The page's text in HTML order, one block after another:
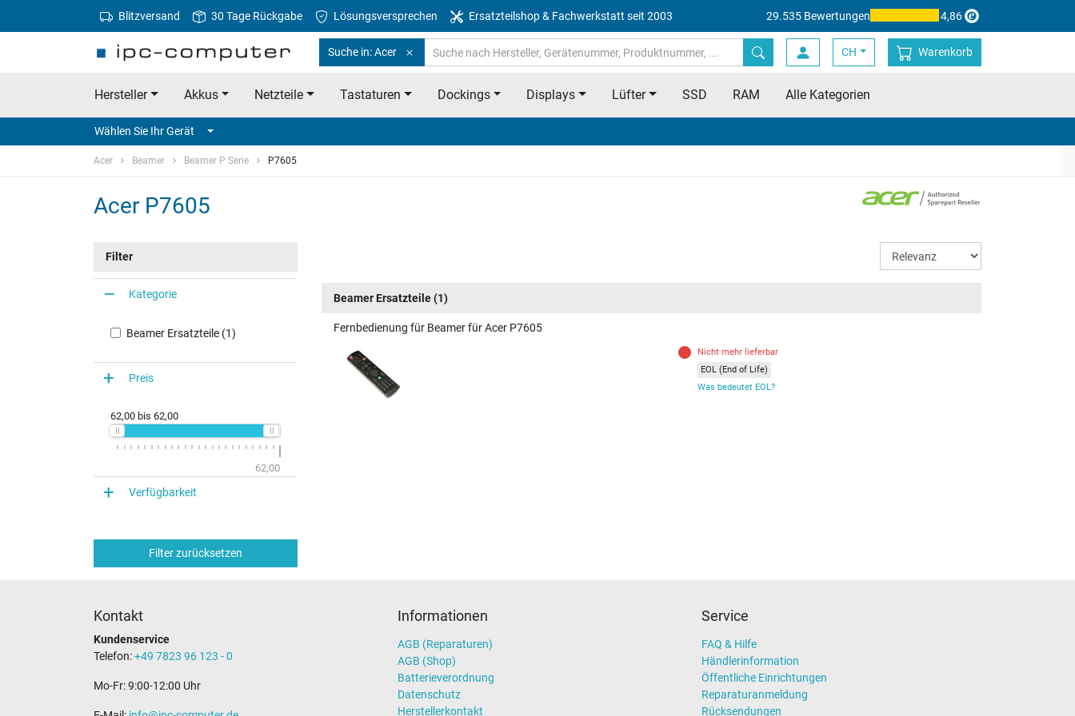
Blitzversand 30 Tage Rückgabe Lösungsversprechen Ersatzteilshop & Fachwerkstatt seit 2003 29.535 Bewertungen 4,86
Suche in: Acer CH Warenkorb
Hersteller Akkus Netzteile Tastaturen Dockings Displays Lüfter SSD RAM Alle Kategorien
Wählen Sie Ihr Gerät
Acer Beamer Beamer P Serie P7605
Acer P7605
Filter
Kategorie
Beamer Ersatzteile (1)
Preis
62,00 bis 62,00
62,00
Verfügbarkeit
Filter zurücksetzen
Beamer Ersatzteile(1)
Fernbedienung für Beamer für Acer P7605
Nicht mehr lieferbar
EOL (End of Life)
Was bedeutet EOL?
Kontakt
Kundenservice
Telefon:+49 7823 96 123 - 0
Mo-Fr: 9:00-12:00 Uhr
Informationen
AGB (Reparaturen)
AGB (Shop)
Batterieverordnung
Datenschutz
Herstellerkontakt
Service
FAQ & Hilfe
Händlerinformation
Öffentliche Einrichtungen
Reparaturanmeldung
Rücksendungen